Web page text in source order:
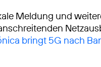
Meldung und
bringt 5G nach